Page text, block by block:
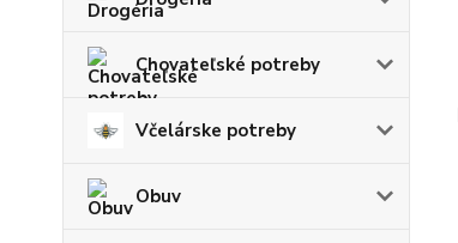
Chovateľské potreby
Včelárske potreby
Obuv